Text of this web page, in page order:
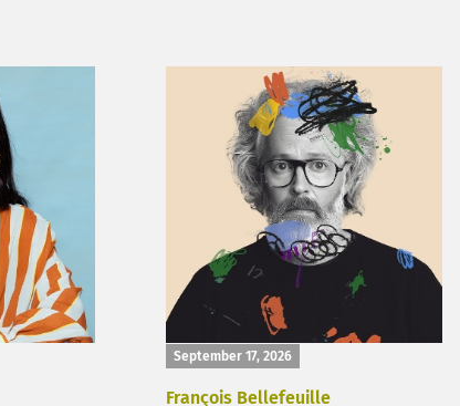
September 17, 2026
François Bellefeuille